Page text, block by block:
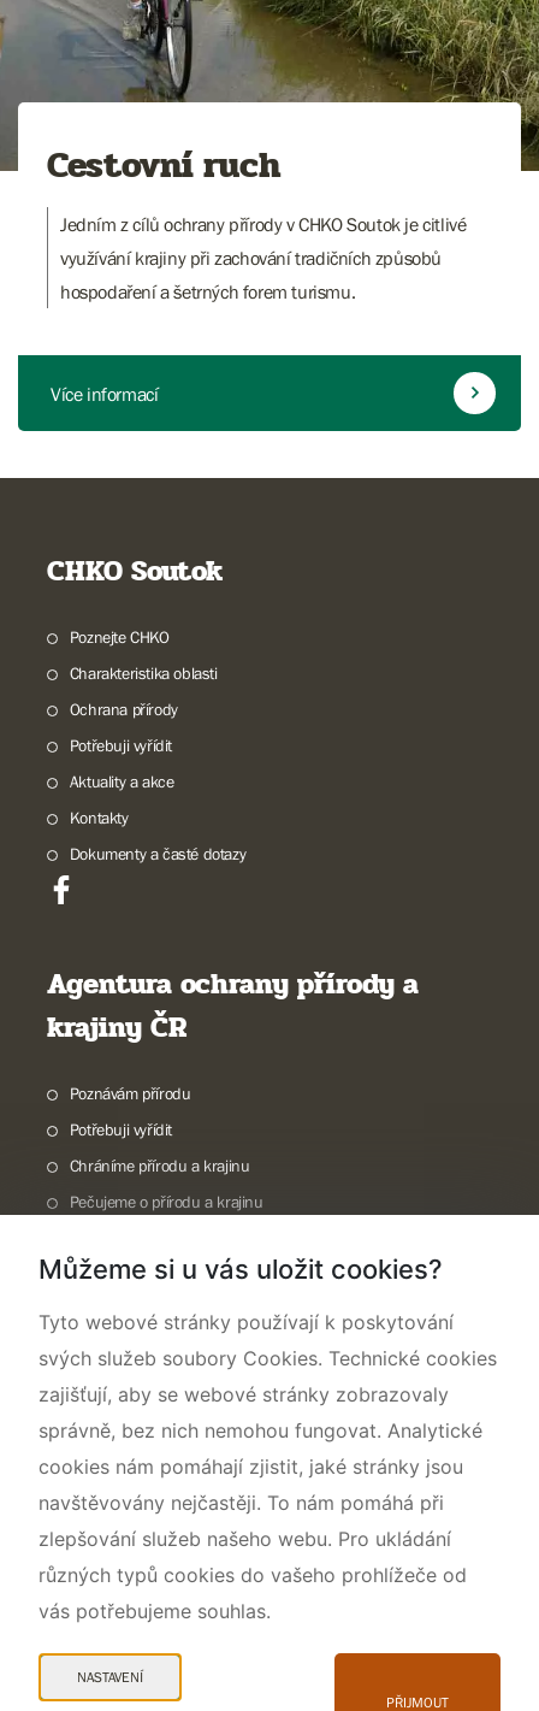
Cestovní ruch
Jedním z cílů ochrany přírody v CHKO Soutok je citlivé
využívání krajiny při zachování tradičních způsobů
hospodaření a šetrných forem turismu.
Více informací
CHKO Soutok
Poznejte CHKO
Charakteristika oblasti
Ochrana přírody
Potřebuji vyřídit
Aktuality a akce
Kontakty
Dokumenty a časté dotazy
Agentura ochrany přírody a
krajiny ČR
Poznávám přírodu
Potřebuji vyřídit
Chráníme přírodu a krajinu
Pečujeme o přírodu a krajinu
O nás
Můžeme si u vás uložit cookies?
Tyto webové stránky používají k poskytování
svých služeb soubory Cookies. Technické cookies
zajišťují, aby se webové stránky zobrazovaly
správně, bez nich nemohou fungovat. Analytické
cookies nám pomáhají zjistit, jaké stránky jsou
navštěvovány nejčastěji. To nám pomáhá při
zlepšování služeb našeho webu. Pro ukládání
různých typů cookies do vašeho prohlížeče od
vás potřebujeme souhlas.
NASTAVENÍ
PŘIJMOUT